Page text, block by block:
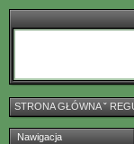
STRONA GŁÓWNAˇ
Nawigacja